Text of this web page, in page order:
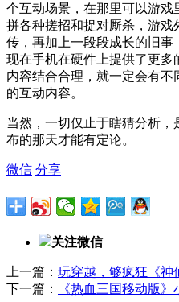
个互动场景，在那里可以游戏
拼各种搓招和捉对厮杀，游
传，再加上一段段成长的旧事
现在手机在硬件上提供了更
内容结合合理，就一定会有
的互动内容。
当然，一切仅止于瞎猜分析
布的那天才能有定论。
微信 分享
关注微信
上一篇： 玩穿越，够疯狂《神
下一篇：
《热血三国移动版